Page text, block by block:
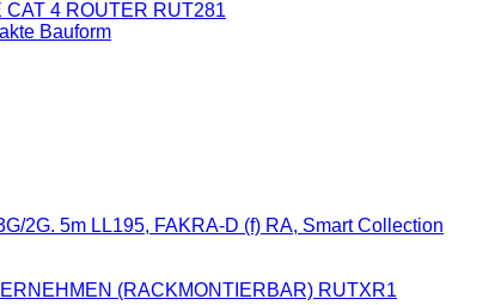
Bauform
2G. 5m LL195, FAKRA-D (f) RA, Smart Collection
(RACKMONTIERBAR) RUTXR1